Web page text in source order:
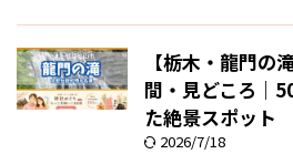
【栃木・龍門の
間・見どころ｜
た絶景スポット
2026/7/18